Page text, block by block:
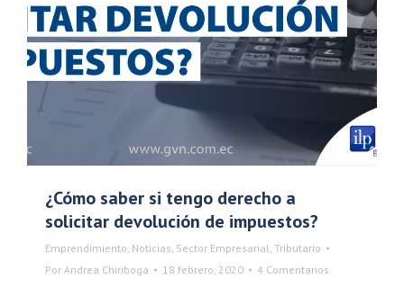
¿Cómo saber si tengo derecho a
solicitar devolución de impuestos?
Emprendimiento, Noticias, Sector Empresarial, Tributario
Por Andrea Chiriboga 18 febrero, 2020 4 Comentarios